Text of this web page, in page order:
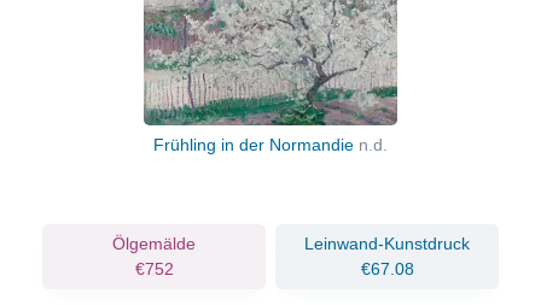
Frühling in der Normandie n.d.
Ölgemälde
€752
Leinwand-Kunstdruck
€67.08